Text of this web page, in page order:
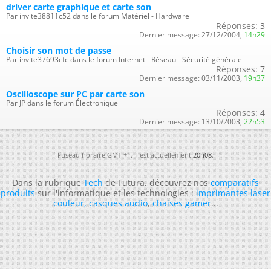
driver carte graphique et carte son
Par invite38811c52 dans le forum Matériel - Hardware
Réponses: 3
Dernier message: 27/12/2004, 14h29
Choisir son mot de passe
Par invite37693cfc dans le forum Internet - Réseau - Sécurité générale
Réponses: 7
Dernier message: 03/11/2003, 19h37
Oscilloscope sur PC par carte son
Par JP dans le forum Électronique
Réponses: 4
Dernier message: 13/10/2003, 22h53
Fuseau horaire GMT +1. Il est actuellement20h08.
Dans la rubriqueTechde Futura, découvrez noscomparatifs
produitssur l'informatique et les technologies :imprimantes laser
couleur,casques audio,chaises gamer...